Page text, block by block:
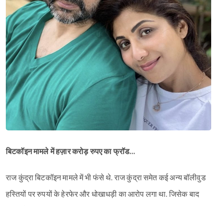
Sign in
बिटकॉइन मामले में हज़ार करोड़ रुपए का फ्रॉड…
राज कुंद्रा बिटकॉइन मामले में भी फंसे थे. राज कुंद्रा समेत कई अन्य बॉलीवुड
हस्तियों पर रुपयों के हेरफेर और धोखाधड़ी का आरोप लगा था. जिसेक बाद